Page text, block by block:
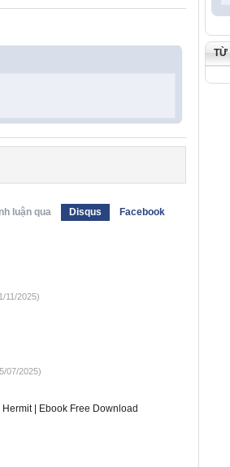
luận qua Disqus Facebook
11/2025)
07/2025)
| Ebook Free Download
TỪ